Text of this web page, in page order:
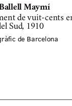
Maymí
de vuit-cents
Sud, 1910
de Barcelona